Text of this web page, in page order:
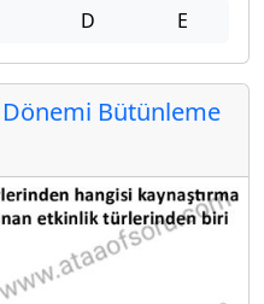
D E
Bütünleme